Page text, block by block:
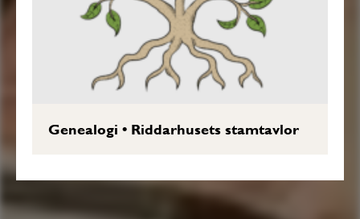
Genealogi • Riddarhusets stamtavlor